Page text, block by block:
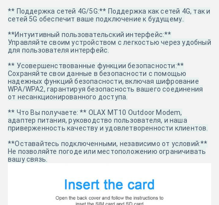
** Поддержка сетей 4G/5G:** Поддержка как сетей 4G, так и
сетей 5G обеспечит ваше подключение к будущему..
**Интуитивный пользовательский интерфейс:**
Управляйте своим устройством с легкостью через удобный
для пользователя интерфейс.
** Усовершенствованные функции безопасности:**
Сохраняйте свои данные в безопасности с помощью
надежных функций безопасности, включая шифрование
WPA/WPA2, гарантируя безопасность вашего соединения
от несанкционированного доступа.
** Что Вы получаете: ** OLAX MT10 Outdoor Modem,
адаптер питания, руководство пользователя, и наша
приверженность качеству и удовлетворенности клиентов.
**Оставайтесь подключенными, независимо от условий:**
Не позволяйте погоде или местоположению ограничивать
вашу связь.